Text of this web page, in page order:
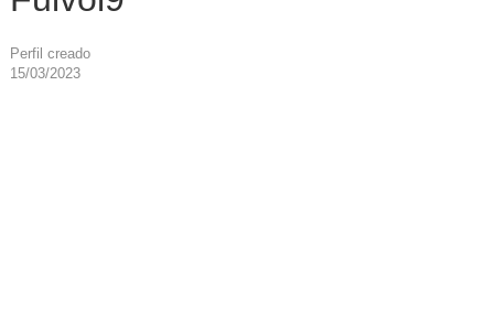
Perfil creado
15/03/2023